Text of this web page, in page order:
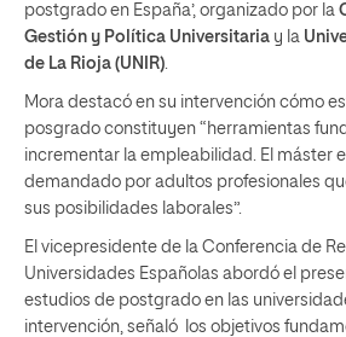
postgrado en España’, organizado por la
Gestión y Política Universitaria y la
de La Rioja (UNIR)
Mora destacó en su intervención cómo
posgrado constituyen “herramientas
incrementar la empleabilidad. El máster
demandado por adultos profesionales
sus posibilidades laborales”.
El vicepresidente de la Conferencia de
Universidades Españolas abordó el
estudios de postgrado en las
intervención, señaló los objetivos